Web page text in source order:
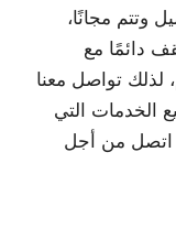
وتتم مجانًا،
دائمًا مع
لذلك تواصل معنا
الخدمات التي
اتصل من أجل